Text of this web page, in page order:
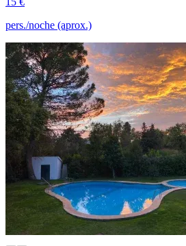
pers./noche (aprox.)